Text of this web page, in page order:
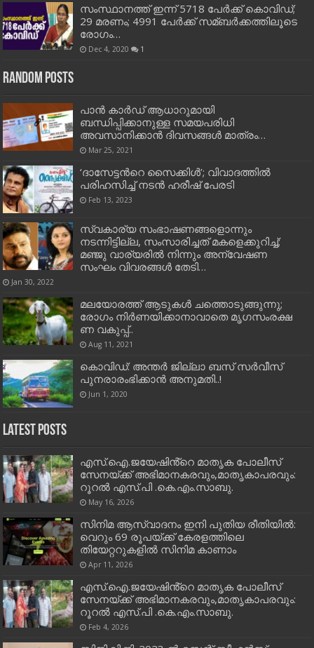
സംസ്ഥാനത്ത് ഇന്ന് 5718 പേര്‍ക്ക് കൊവിഡ്;
29 മരണം; 4991 പേര്‍ക്ക് സമ്ബര്‍ക്കത്തിലൂടെ
രോഗം…
Dec 4, 2020 1
Random Posts
പാന്‍ കാര്‍ഡ് ആധാറുമായി
ബന്ധിപ്പിക്കാനുള്ള സമയപരിധി
അവസാനിക്കാൻ ദിവസങ്ങൾ മാത്രം…
Mar 25, 2021
‘ദാസേട്ടന്‍റെ സൈക്കിൾ’; വിവാദത്തിൽ
പരിഹസിച്ച് നടൻ ഹരീഷ് പേരടി
Feb 13, 2023
സ്വകാര്യ സംഭാഷണങ്ങളൊന്നും
നടന്നിട്ടില്ല, സംസാരിച്ചത് മകളെക്കുറിച്ച്‌;
മഞ്ജു വാര്യരില്‍ നിന്നും അന്വേഷണ
സംഘം വിവരങ്ങള്‍ തേടി…
Jan 30, 2022
മലയോരത്ത് ആടുകള്‍ ചത്തൊടുങ്ങുന്നു;
രോ​ഗം നി​ര്‍​ണ​യി​ക്കാ​നാ​വാ​തെ മൃ​ഗ​സം​ര​ക്ഷ​
ണ വ​കു​പ്പ്..
Aug 11, 2021
കൊവിഡ്: അന്തർ ജില്ലാ ബസ് സർവീസ്
പുനരാരംഭിക്കാൻ അനുമതി..!
Jun 1, 2020
Latest Posts
എസ്.ഐ.ജയേഷിൻ്റെ മാതൃക പോലീസ്
സേനയ്ക്ക് അഭിമാനകരവും,മാതൃകാപരവും:
റൂറൽ എസ്.പി .കെ.എം.സാബു.
May 16, 2026
സിനിമ ആസ്വാദനം ഇനി പുതിയ രീതിയിൽ:
വെറും 69 രൂപയ്ക്ക് കേരളത്തിലെ
തിയേറ്ററുകളിൽ സിനിമ കാണാം
Apr 11, 2026
എസ്.ഐ.ജയേഷിൻ്റെ മാതൃക പോലീസ്
സേനയ്ക്ക് അഭിമാനകരവും,മാതൃകാപരവും:
റൂറൽ എസ്.പി .കെ.എം.സാബു.
Feb 4, 2026